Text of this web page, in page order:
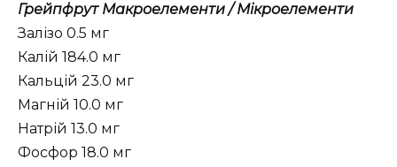
Грейпфрут Макроелементи / Мікроелементи
Залізо 0.5 мг
Калій 184.0 мг
Кальцій 23.0 мг
Магній 10.0 мг
Натрій 13.0 мг
Фосфор 18.0 мг